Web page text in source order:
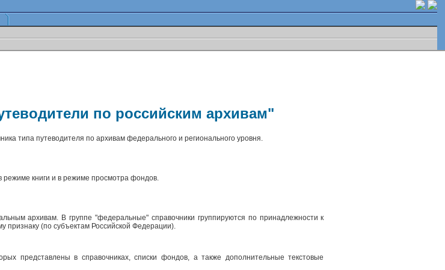
по российским архивам"
типа путеводителя по архивам федерального и регионального уровня.
режиме книги и в режиме просмотра фондов.
архивам. В группе "федеральные" справочники группируются по принадлежности к
признаку (по субъектам Российской Федерации).
представлены в справочниках, списки фондов, а также дополнительные текстовые